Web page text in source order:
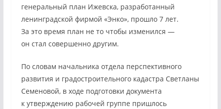
генеральный план Ижевска, разработанный
ленинградской фирмой «Энко», прошло 7 лет.
За это время план не то чтобы изменился —
он стал совершенно другим.
По словам начальника отдела перспективного
развития и градостроительного кадастра Светланы
Семеновой, в ходе подготовки документа
к утверждению рабочей группе пришлось